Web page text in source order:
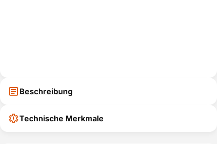
Beschreibung
Technische Merkmale